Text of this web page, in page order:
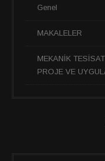
Genel
MAKALELER
MEKANİK TESİSAT
PROJE VE